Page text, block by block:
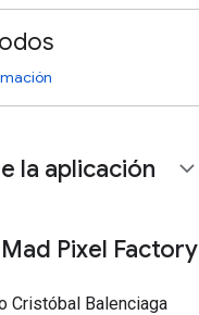
la aplicación expand_more
Pixel Factory
Cristóbal Balenciaga